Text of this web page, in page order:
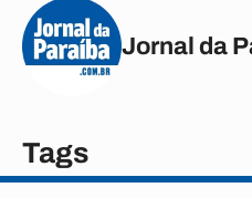
Jornal da
Tags